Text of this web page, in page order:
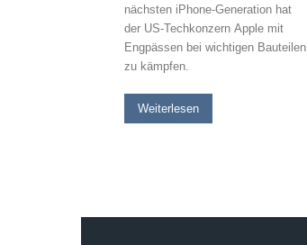
nächsten iPhone-Generation hat
der US-Techkonzern Apple mit
Engpässen bei wichtigen Bauteilen
zu kämpfen.
Weiterlesen